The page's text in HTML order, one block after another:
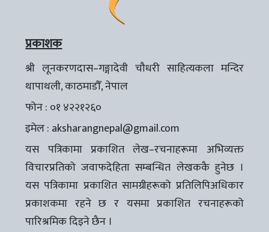
प्रकाशक
श्री लूनकरणदास–गङ्गादेवी चौधरी साहित्यकला मन्दिर
थापाथली, काठमाडौँ, नेपाल
फोन : ०१ ४२२१२६०
इमेल : aksharangnepal@gmail.com
यस पत्रिकामा प्रकाशित लेख–रचनाहरूमा अभिव्यक्त
विचारप्रतिको जवाफदेहिता सम्बन्धित लेखककै हुनेछ ।
यस पत्रिकामा प्रकाशित सामग्रीहरूको प्रतिलिपिअधिकार
प्रकाशकमा रहने छ र यसमा प्रकाशित रचनाहरूको
पारिश्रमिक दिइने छैन ।